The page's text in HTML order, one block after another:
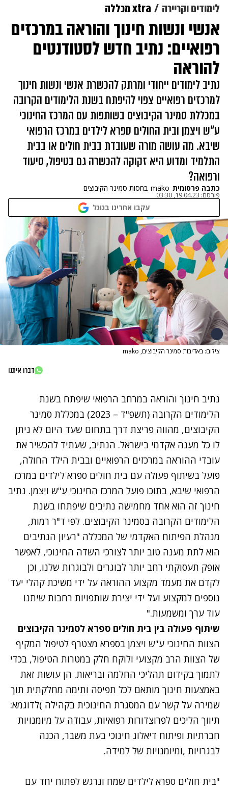
לימודים וקריירה xtra מכללה
אנשי ונשות חינוך והוראה במרכזים
רפואיים: נתיב חדש לסטודנטים
להוראה
נתיב לימודים ייחודי ומרתק להכשרת אנשי ונשות חינוך
למרכזים רפואיים צפוי להיפתח בשנת הלימודים הקרובה
במכללת סמינר הקיבוצים בשותפות עם המרכז החינוכי
ע"ש ויצמן ובית החולים ספרא לילדים במרכז הרפואי
שיבא. מה עושה מורה שעובדת בבית חולים או בבית
התלמיד ומדוע היא זקוקה להכשרה גם בטיפול, סיעוד
ורפואה?
כתבה פרסומית mako בחסות סמינר הקיבוצים
פורסם: 19.04.23, 03:30
עקבו אחרינו בגוגל
צילום: באדיבות סמינר הקיבוצים, mako
דברו איתנו
נתיב חינוך והוראה במרחב הרפואי שיפתח בשנת
הלימודים הקרובה (תשפ"ד – 2023) במכללת סמינר
הקיבוצים, מהווה פריצת דרך בתחום שעד היום לא ניתן
לו כל מענה אקדמי בישראל. הנתיב, שעתיד להכשיר את
עובדי ההוראה במרכזים הרפואיים ובבית הילד החולה,
פועל בשיתוף פעולה עם בית חולים ספרא לילדים במרכז
הרפואי שיבא, בתוכו פועל המרכז החינוכי ע"ש ויצמן. נתיב
חינוך זה הוא אחד מחמישה נתיבים שיפתחו בשנת
הלימודים הקרובה בסמינר הקיבוצים. לפי ד"ר רמות,
מנהלת הפיתוח האקדמי של המכללה "רעיון הנתיבים
הוא לתת מענה טוב יותר לצורכי השדה החינוכי, לאפשר
אופק תעסוקתי רחב יותר לבוגרים ולבוגרות שלנו, וכן
לקדם את מעמד מקצוע ההוראה על ידי משיכת קהלי יעד
נוספים למקצוע ועל ידי יצירת שותפויות רחבות שיתנו
עוד ערך ומשמעות."
שיתוף פעולה בין בית חולים ספרא לסמינר הקיבוצים
הצוות החינוכי ע"ש ויצמן בספרא מצטרף לטיפול המקיף
של הצוות הרב מקצועי ולוקח חלק במטרות הטיפול, בכדי
לתמוך בקידום תהליכי החלמה ובריאות. הן עושות זאת
באמצעות חינוך מותאם לכל תפיסה ותימה מחלקתית תוך
שמירה על קשר עם המסגרת החינוכית בקהילה )לדוגמא:
תיווך הליכים לפרוצדורות רפואיות, עבודה על מיומנויות
חברתיות ופיתוח דיאלוג חינוכי בעת משבר, הכנה
לבגרויות ,ומיומנויות של למידה.
"בית חולים ספרא לילדים שמח ונרגש לפתוח יחד עם